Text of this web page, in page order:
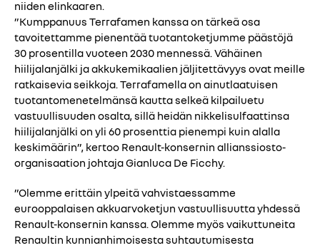
niiden elinkaaren.
”Kumppanuus Terrafamen kanssa on tärkeä osa
tavoitettamme pienentää tuotantoketjumme päästöjä
30 prosentilla vuoteen 2030 mennessä. Vähäinen
hiilijalanjälki ja akkukemikaalien jäljitettävyys ovat meille
ratkaisevia seikkoja. Terrafamella on ainutlaatuisen
tuotantomenetelmänsä kautta selkeä kilpailuetu
vastuullisuuden osalta, sillä heidän nikkelisulfaattinsa
hiilijalanjälki on yli 60 prosenttia pienempi kuin alalla
keskimäärin”, kertoo Renault-konsernin allianssiosto-
organisaation johtaja Gianluca De Ficchy.
”Olemme erittäin ylpeitä vahvistaessamme
eurooppalaisen akkuarvoketjun vastuullisuutta yhdessä
Renault-konsernin kanssa. Olemme myös vaikuttuneita
Renaultin kunnianhimoisesta suhtautumisesta